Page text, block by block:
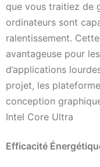
que vous traitiez de
ordinateurs sont
ralentissement.
avantageuse pour
d’applications
projet, les
conception
Intel Core Ultra
Efficacité